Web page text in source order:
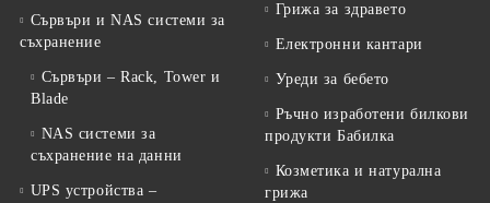
Сървъри и NAS системи за
съхранение
Сървъри – Rack, Tower и
Blade
NAS системи за
съхранение на данни
UPS устройства –
Грижа за здравето
Електронни кантари
Уреди за бебето
Ръчно изработени билкови
продукти Бабилка
Козметика и натурална
грижа